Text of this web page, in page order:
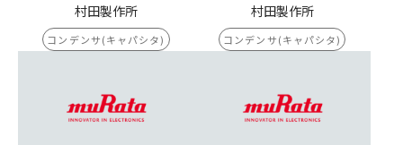
村田製作所
コンデンサ(キャパシタ)
村田製作所
コンデンサ(キャパシタ)